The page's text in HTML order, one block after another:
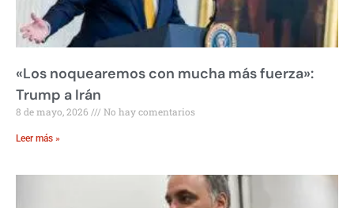
«Los noquearemos con mucha más fuerza»:
Trump a Irán
8 de mayo, 2026 No hay comentarios
Leer más »